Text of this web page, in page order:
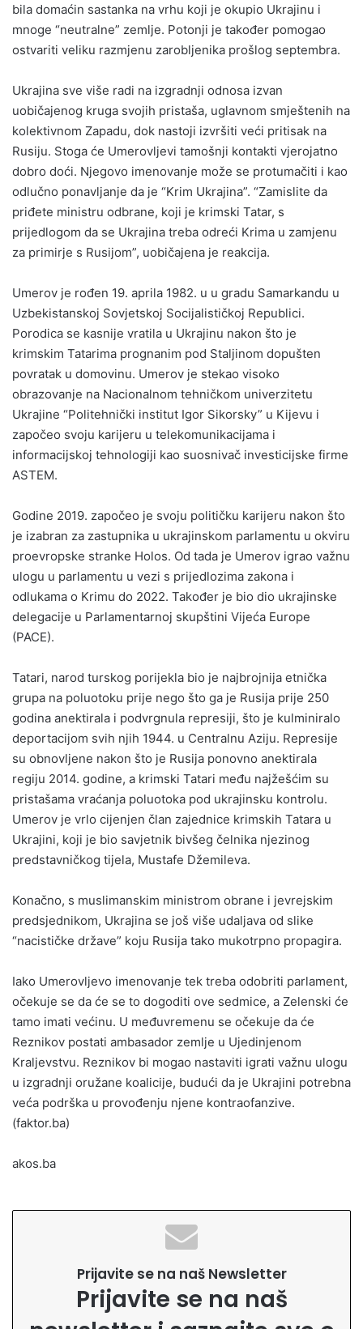
bila domaćin sastanka na vrhu koji je okupio Ukrajinu i
mnoge “neutralne” zemlje. Potonji je također pomogao
ostvariti veliku razmjenu zarobljenika prošlog septembra.
Ukrajina sve više radi na izgradnji odnosa izvan
uobičajenog kruga svojih pristaša, uglavnom smještenih na
kolektivnom Zapadu, dok nastoji izvršiti veći pritisak na
Rusiju. Stoga će Umerovljevi tamošnji kontakti vjerojatno
dobro doći. Njegovo imenovanje može se protumačiti i kao
odlučno ponavljanje da je “Krim Ukrajina”. “Zamislite da
priđete ministru odbrane, koji je krimski Tatar, s
prijedlogom da se Ukrajina treba odreći Krima u zamjenu
za primirje s Rusijom”, uobičajena je reakcija.
Umerov je rođen 19. aprila 1982. u u gradu Samarkandu u
Uzbekistanskoj Sovjetskoj Socijalističkoj Republici.
Porodica se kasnije vratila u Ukrajinu nakon što je
krimskim Tatarima prognanim pod Staljinom dopušten
povratak u domovinu. Umerov je stekao visoko
obrazovanje na Nacionalnom tehničkom univerzitetu
Ukrajine “Politehnički institut Igor Sikorsky” u Kijevu i
započeo svoju karijeru u telekomunikacijama i
informacijskoj tehnologiji kao suosnivač investicijske firme
ASTEM.
Godine 2019. započeo je svoju političku karijeru nakon što
je izabran za zastupnika u ukrajinskom parlamentu u okviru
proevropske stranke Holos. Od tada je Umerov igrao važnu
ulogu u parlamentu u vezi s prijedlozima zakona i
odlukama o Krimu do 2022. Također je bio dio ukrajinske
delegacije u Parlamentarnoj skupštini Vijeća Europe
(PACE).
Tatari, narod turskog porijekla bio je najbrojnija etnička
grupa na poluotoku prije nego što ga je Rusija prije 250
godina anektirala i podvrgnula represiji, što je kulminiralo
deportacijom svih njih 1944. u Centralnu Aziju. Represije
su obnovljene nakon što je Rusija ponovno anektirala
regiju 2014. godine, a krimski Tatari među najžešćim su
pristašama vraćanja poluotoka pod ukrajinsku kontrolu.
Umerov je vrlo cijenjen član zajednice krimskih Tatara u
Ukrajini, koji je bio savjetnik bivšeg čelnika njezinog
predstavničkog tijela, Mustafe Džemileva.
Konačno, s muslimanskim ministrom obrane i jevrejskim
predsjednikom, Ukrajina se još više udaljava od slike
“nacističke države” koju Rusija tako mukotrpno propagira.
Iako Umerovljevo imenovanje tek treba odobriti parlament,
očekuje se da će se to dogoditi ove sedmice, a Zelenski će
tamo imati većinu. U međuvremenu se očekuje da će
Reznikov postati ambasador zemlje u Ujedinjenom
Kraljevstvu. Reznikov bi mogao nastaviti igrati važnu ulogu
u izgradnji oružane koalicije, budući da je Ukrajini potrebna
veća podrška u provođenju njene kontraofanzive.
(faktor.ba)
akos.ba
Prijavite se na naš Newsletter
Prijavite se na naš